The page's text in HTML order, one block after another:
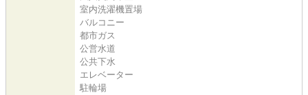
室内洗濯機置場
バルコニー
都市ガス
公営水道
公共下水
エレベーター
駐輪場